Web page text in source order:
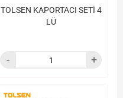
TOLSEN KAPORTACI SETİ 4
LÜ